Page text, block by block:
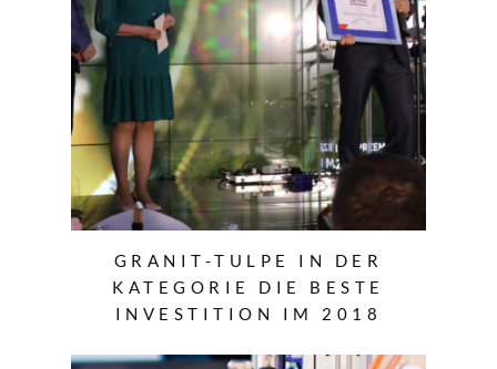
GRANIT-TULPE IN DER
KATEGORIE DIE BESTE
INVESTITION IM 2018